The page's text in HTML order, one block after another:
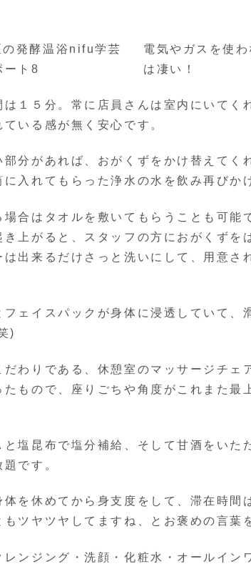
電気やガスを使
は凄い！
は１５分。常に店員さんは室内にいて
いる感が無く安心です。
部分があれば、おがくずをかけ替えて
に入れてもらった浄水の水を飲み再びか
合はタオルを敷いてもらうことも可能
き上がると、スタッフの方におがくず
は出来るだけさっと洗いにして、用意
フェイスパックが身体に浸透していて
)
だわりである、休憩室のマッサージチ
たもので、座りごちや角度がこれまた
と塩昆布で塩分補給、そして甘酒をい
です。
を休めてから身支度をして、滞在時間
もツヤツヤしてますね、とお褒めの言葉
レンジング・洗顔・化粧水・オールイ